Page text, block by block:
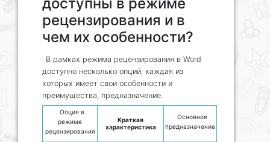
рецензирования и в
чем их особенности?
В рамках режима рецензирования в Word
доступно несколько опций, каждая из
которых имеет свои особенности и
преимущества, предназначение.
Опция в
режиме
рецензирования
Краткая
характеристика
Основное
предназначение